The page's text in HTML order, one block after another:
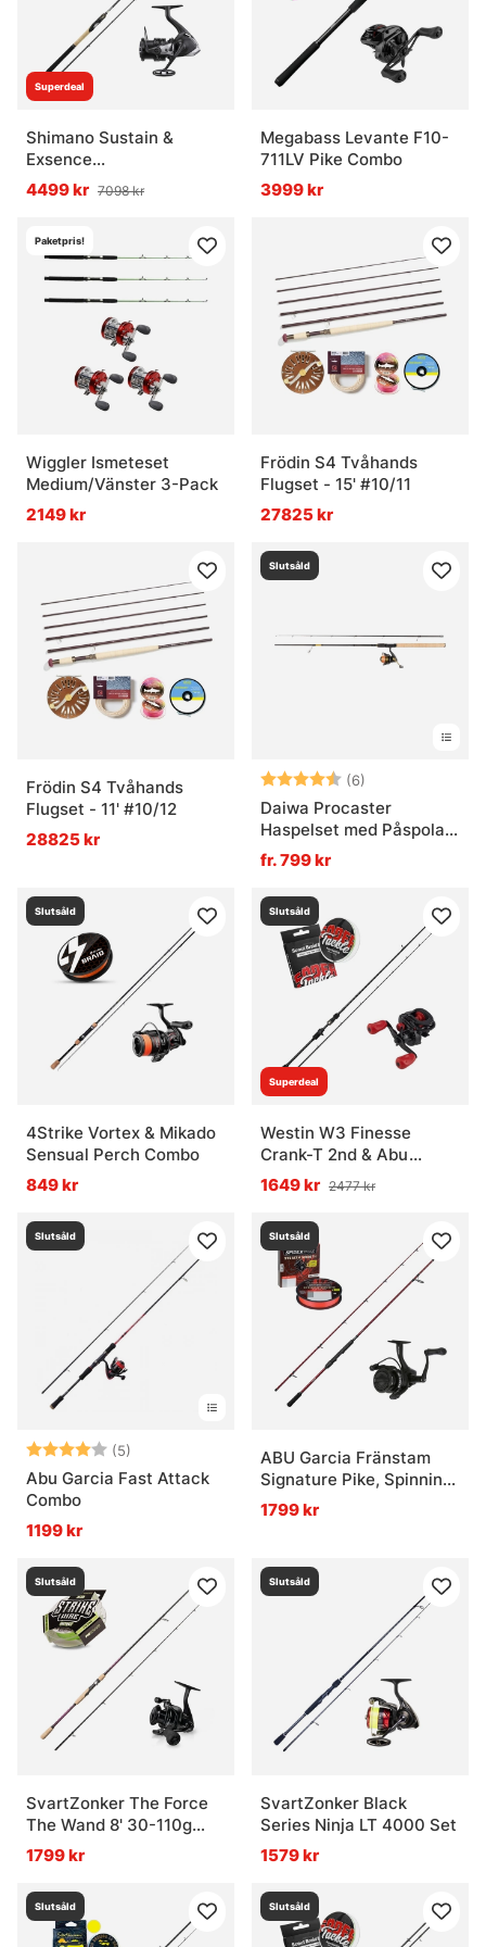
» Pimpelkit
» Metkit
Vad är ett fiskeset?
Vad är ett allround fiskeset?
pimpelkit?
Vad är ett metkit?
Superdeal
Shimano Sustain &
Exsence
Havsöringskombo
4499 kr 7098 kr
Megabass Levante F10-
711LV Pike Combo
3999 kr
Paketpris!
Wiggler Ismeteset
Medium/Vänster 3-Pack
2149 kr
Frödin S4 Tvåhands
Flugset - 15' #10/11
27825 kr
Frödin S4 Tvåhands
Flugset - 11' #10/12
28825 kr
Slutsåld
Betyg: (6)
Daiwa Procaster
Haspelset med Påspolad
Flätlina
fr. 799 kr
Slutsåld
4Strike Vortex & Mikado
Sensual Perch Combo
849 kr
Superdeal
Slutsåld
Westin W3 Finesse
Crank-T 2nd & Abu
Garcia Max X Combo
1649 kr 2477 kr
Slutsåld
Betyg: (5)
4.0 utav 5 stjärnor
Abu Garcia Fast Attack
Combo
1199 kr
Slutsåld
ABU Garcia Fränstam
Signature Pike, Spinning
Max 100g Combo
1799 kr
Slutsåld
SvartZonker The Force
The Wand 8' 30-110g
Pitch Black Spinning
Combo
1799 kr
Slutsåld
SvartZonker Black
Series Ninja LT 4000 Set
1579 kr
Slutsåld Slutsåld